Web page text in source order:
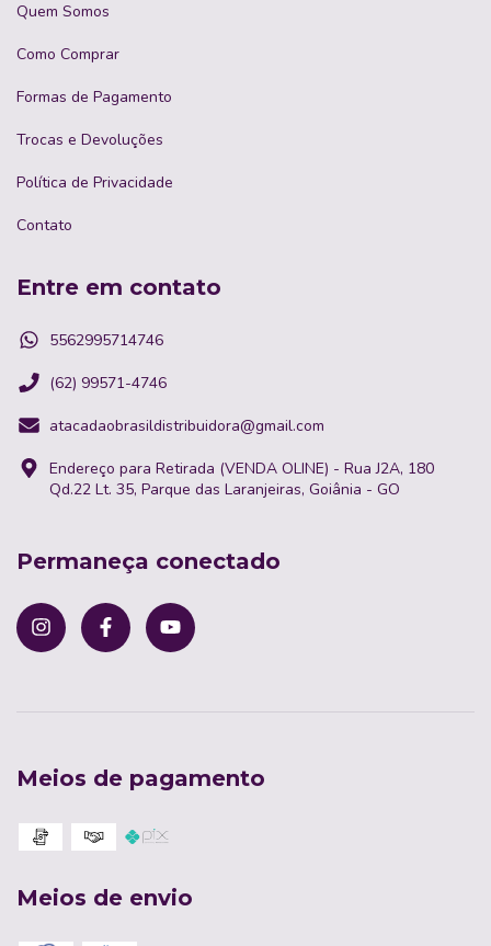
Quem Somos
Como Comprar
Formas de Pagamento
Trocas e Devoluções
Política de Privacidade
Contato
Entre em contato
5562995714746
(62) 99571-4746
atacadaobrasildistribuidora@gmail.com
Endereço para Retirada (VENDA OLINE) - Rua J2A, 180
Qd.22 Lt. 35, Parque das Laranjeiras, Goiânia - GO
Permaneça conectado
Meios de pagamento
Meios de envio